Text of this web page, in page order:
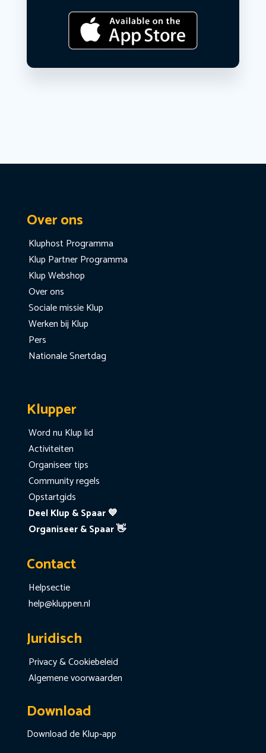
Over ons
Kluphost Programma
Klup Partner Programma
Klup Webshop
Over ons
Sociale missie Klup
Werken bij Klup
Pers
Nationale Snertdag
Klupper
Word nu Klup lid
Activiteiten
Organiseer tips
Community regels
Opstartgids
Deel Klup & Spaar 💙
Organiseer & Spaar 👋
Contact
Helpsectie
help@kluppen.nl
Juridisch
Privacy & Cookiebeleid
Algemene voorwaarden
Download
Download de Klup-app